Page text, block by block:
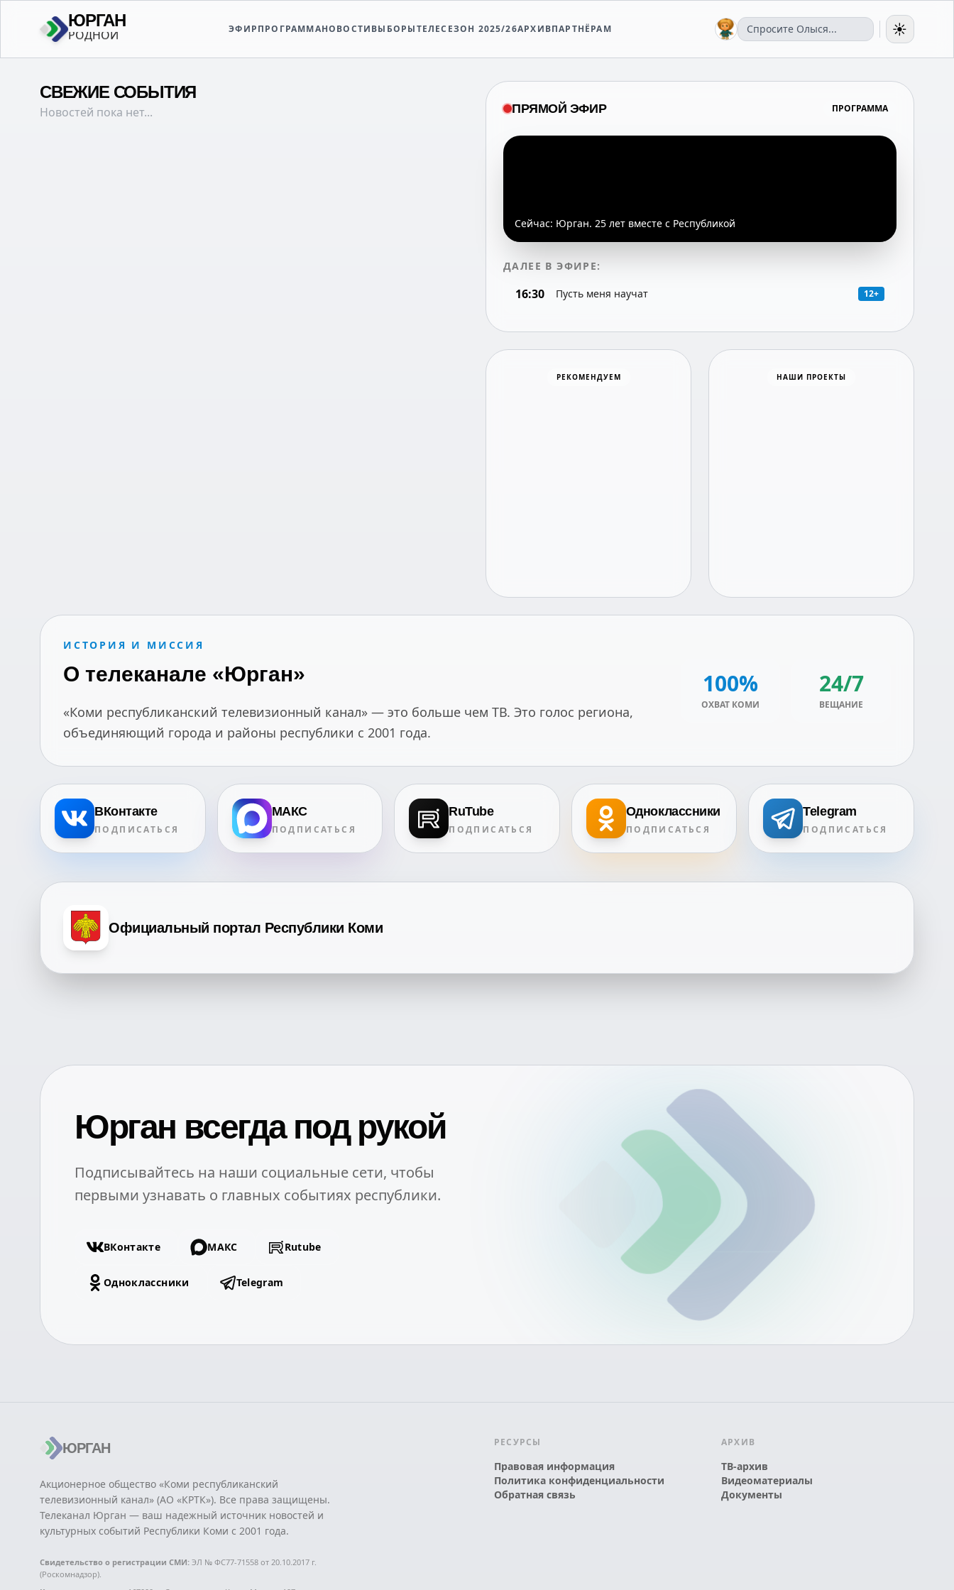
ЮРГАН ЭФИРПРОГРАММАНОВОСТИВЫБОРЫТЕЛЕСЕЗОН 2025/26АРХИВПАРТНЁРАМ ☀️
СВЕЖИЕ СОБЫТИЯ
Новостей пока нет... ПРЯМОЙ ЭФИР ПРОГРАММА
Сейчас: Юрган. 25 лет вместе с Республикой
ДАЛЕЕ В ЭФИРЕ:
16:30 Пусть меня научат 12+
РЕКОМЕНДУЕМ
Хоккей
НАШИ ПРОЕКТЫ
Время новостей
ИСТОРИЯ И МИССИЯ
О телеканале «Юрган»
«Коми республиканский телевизионный канал» — это больше чем ТВ. Это голос региона,
объединяющий города и районы республики с 2001 года.
100%
ОХВАТ КОМИ
24/7
ВЕЩАНИЕ
ВКонтакте
ПОДПИСАТЬСЯ
МАКС
ПОДПИСАТЬСЯ
RuTube
ПОДПИСАТЬСЯ
Одноклассники
ПОДПИСАТЬСЯ
Telegram
ПОДПИСАТЬСЯ
Официальный портал Республики Коми
Юрган всегда под рукой
Подписывайтесь на наши социальные сети, чтобы
первыми узнавать о главных событиях республики.
ВКонтакте МАКС Rutube
Одноклассники Telegram
ЮРГАН
Акционерное общество «Коми республиканский
телевизионный канал» (АО «КРТК»). Все права защищены.
Телеканал Юрган — ваш надежный источник новостей и
культурных событий Республики Коми с 2001 года.
Свидетельство о регистрации СМИ: ЭЛ № ФС77-71558 от 20.10.2017 г.
(Роскомнадзор).
РЕСУРСЫ
Правовая информация
Политика конфиденциальности
Обратная связь
АРХИВ
ТВ-архив
Видеоматериалы
Документы